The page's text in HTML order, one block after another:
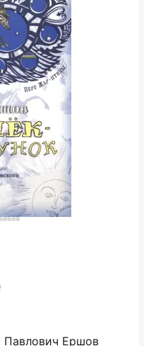
Павлович Ершов